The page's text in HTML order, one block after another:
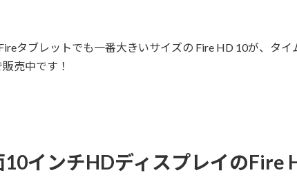
タブレットでも一番大きいサイズの Fire HD 10が、タ
売中です！
10インチHDディスプレイのFire